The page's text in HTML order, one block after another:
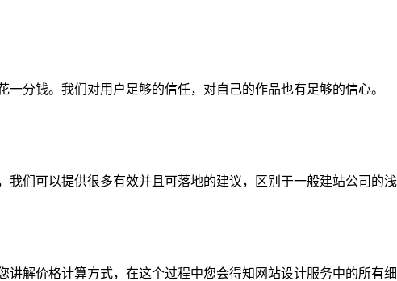
分钱。我们对用户足够的信任，对自己的作品也有足够的信心。
我们可以提供很多有效并且可落地的建议，区别于一般建站公司的
讲解价格计算方式，在这个过程中您会得知网站设计服务中的所有